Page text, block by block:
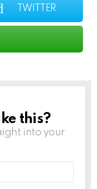
TWITTER
this?
into your